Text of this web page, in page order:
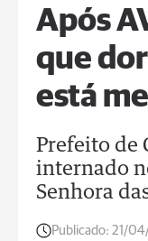
Após
que
está
Prefeito de
internado
Senhora
Publicado: 21/